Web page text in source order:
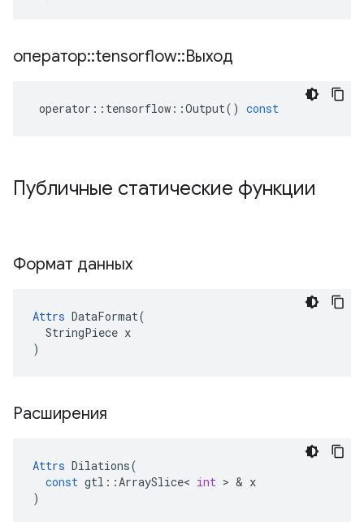
оператор::tensorflow::Выход
operator :: tensorflow ::Output() const
Публичные статические функции
Формат данных
Attrs DataFormat(
  StringPiece x
)
Расширения
Attrs Dilations(
const gtl ::ArraySlice< int > & x
)